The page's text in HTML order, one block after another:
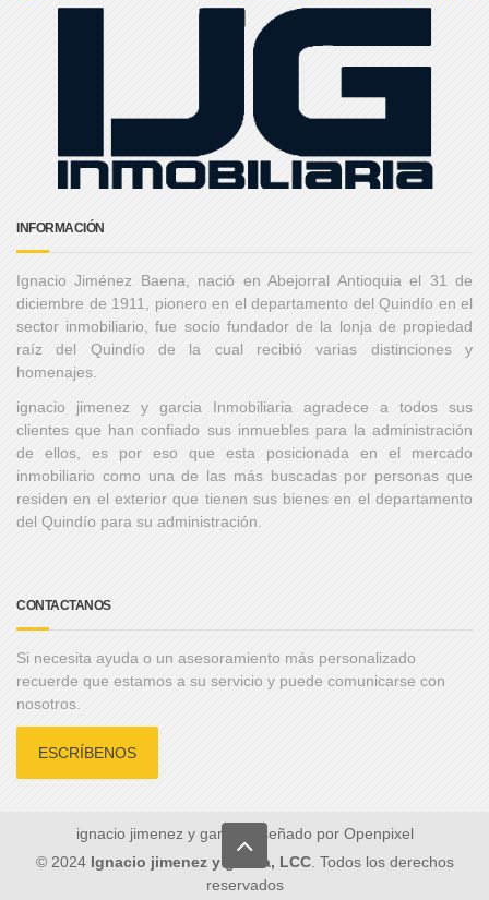
INFORMACIÓN
Ignacio Jiménez Baena, nació en Abejorral Antioquia el 31 de
diciembre de 1911, pionero en el departamento del Quindío en el
sector inmobiliario, fue socio fundador de la lonja de propiedad
raíz del Quindío de la cual recibió varias distinciones y
homenajes.
ignacio jimenez y garcia Inmobiliaria agradece a todos sus
clientes que han confiado sus inmuebles para la administración
de ellos, es por eso que esta posicionada en el mercado
inmobiliario como una de las más buscadas por personas que
residen en el exterior que tienen sus bienes en el departamento
del Quindío para su administración.
CONTACTANOS
Si necesita ayuda o un asesoramiento más personalizado
recuerde que estamos a su servicio y puede comunicarse con
nosotros.
ESCRÍBENOS
ignacio jimenez y garcia Diseñado por Openpixel
© 2024 Ignacio jimenez y garcia, LCC. Todos los derechos
reservados